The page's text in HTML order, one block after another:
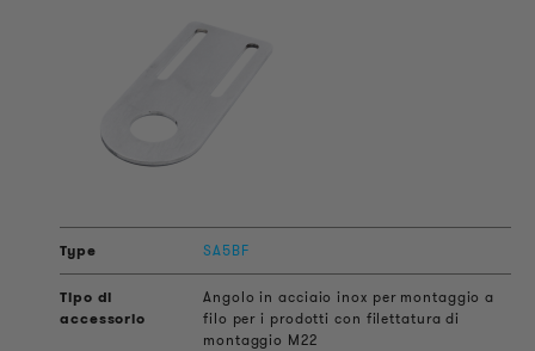
SA5BF
Angolo in acciaio inox per montaggio a
filo per i prodotti con filettatura di
montaggio M22